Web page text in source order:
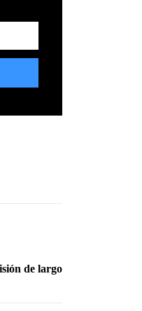
de largo